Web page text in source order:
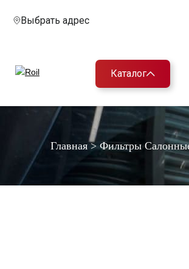
Выбрать адрес
Каталог
Главная> Фильтры